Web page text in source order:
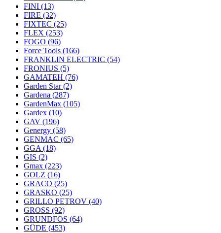
FINI (13)
FIRE (32)
FIXTEC (25)
FLEX (253)
FOGO (96)
Force Tools (166)
FRANKLIN ELECTRIC (54)
FRONIUS (5)
GAMATEH (76)
Garden Star(2)
Gardena (287)
GardenMax (105)
Gardex (10)
GAV (196)
Genergy (58)
GENMAC (65)
GGA (18)
GIS (2)
Gmax (223)
GOLZ (16)
GRACO (25)
GRASKO (25)
GRILLO PETROV (40)
GROSS (92)
GRUNDFOS (64)
GÜDE (453)